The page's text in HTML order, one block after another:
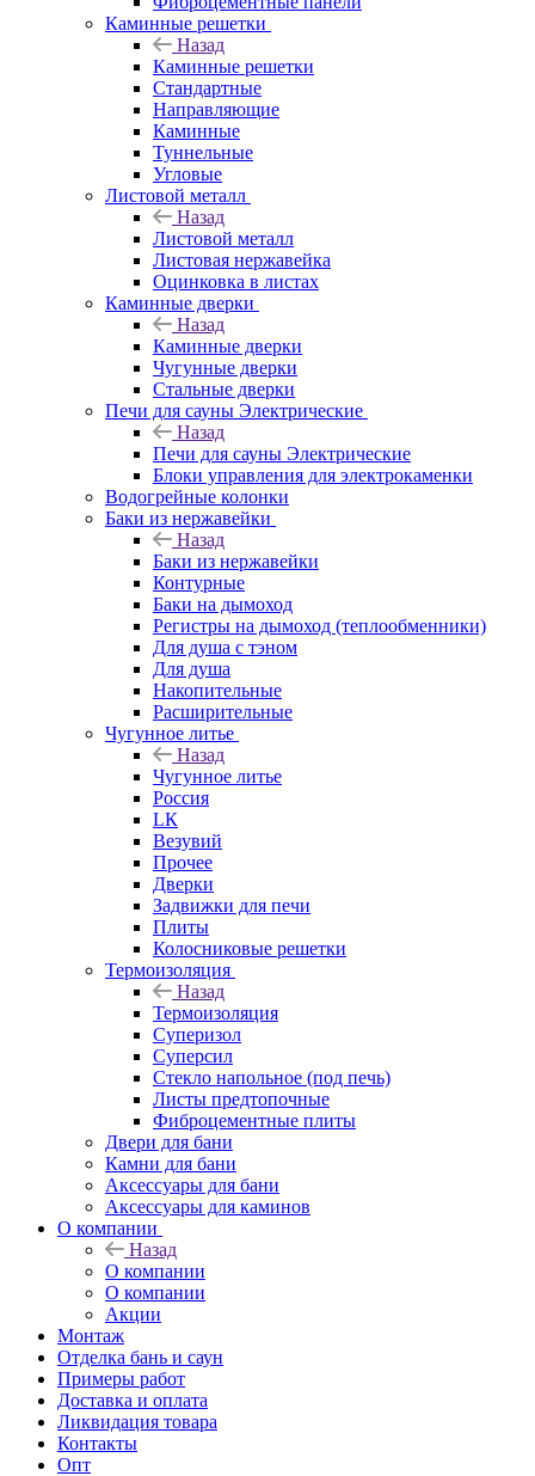
Каминные решетки
Назад
Каминные решетки
Стандартные
Направляющие
Каминные
Туннельные
Угловые
Листовой металл
Назад
Листовой металл
Листовая нержавейка
Оцинковка в листах
Каминные дверки
Назад
Каминные дверки
Чугунные дверки
Стальные дверки
Печи для сауны Электрические
Назад
Печи для сауны Электрические
Блоки управления для электрокаменки
Водогрейные колонки
Баки из нержавейки
Назад
Баки из нержавейки
Контурные
Баки на дымоход
Регистры на дымоход (теплообменники)
Для душа с тэном
Для душа
Накопительные
Расширительные
Чугунное литье
Назад
Чугунное литье
Россия
LК
Везувий
Прочее
Дверки
Задвижки для печи
Плиты
Колосниковые решетки
Термоизоляция
Назад
Термоизоляция
Суперизол
Суперсил
Стекло напольное (под печь)
Листы предтопочные
Фиброцементные плиты
Двери для бани
Камни для бани
Аксессуары для бани
Аксессуары для каминов
О компании
Назад
О компании
О компании
Акции
Монтаж
Отделка бань и саун
Примеры работ
Доставка и оплата
Ликвидация товара
Контакты
Опт